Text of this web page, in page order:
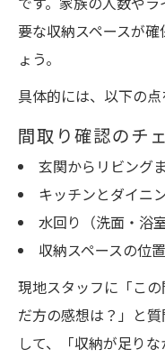
です。家族の人数や
要な収納スペースが
ょう。
具体的には、以下の
間取り確認のチ
玄関からリビング
キッチンとダイニ
水回り（洗面・浴
収納スペースの位
現地スタッフに「こ
だ方の感想は？」と
して、「収納が足り